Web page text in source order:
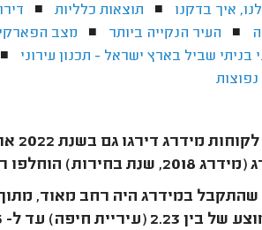
איך בדקנו ■ תוצאות כלליות ■
■ העיר הנקייה ביותר ■ מצב
בניתי שביל בארץ ישראל - תכנון עירוני
העיר בערים רבות - אך האם התושבים הרגישו בשינוי?